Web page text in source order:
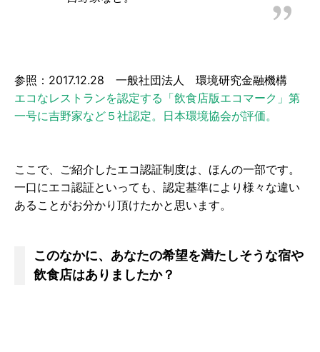
参照：2017.12.28 一般社団法人 環境研究金融機構
エコなレストランを認定する「飲食店版エコマーク」第
一号に吉野家など５社認定。日本環境協会が評価。
ここで、ご紹介したエコ認証制度は、ほんの一部です。
一口にエコ認証といっても、認定基準により様々な違い
あることがお分かり頂けたかと思います。
このなかに、あなたの希望を満たしそうな宿や
飲食店はありましたか？